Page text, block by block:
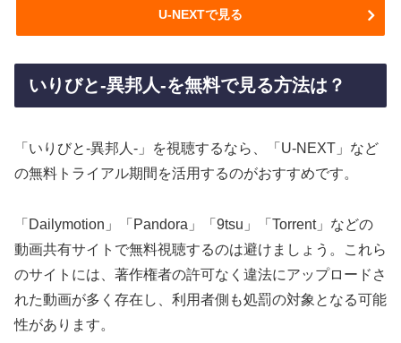
U-NEXTで見る
いりびと-異邦人-を無料で見る方法は？
「いりびと-異邦人-」を視聴するなら、「U-NEXT」など
の無料トライアル期間を活用するのがおすすめです。
「Dailymotion」「Pandora」「9tsu」「Torrent」などの
動画共有サイトで無料視聴するのは避けましょう。これら
のサイトには、著作権者の許可なく違法にアップロードさ
れた動画が多く存在し、利用者側も処罰の対象となる可能
性があります。